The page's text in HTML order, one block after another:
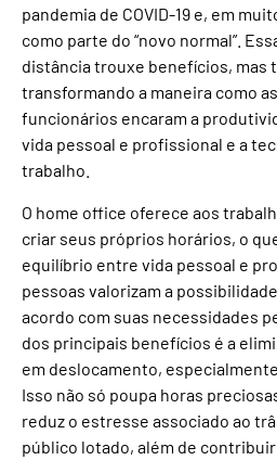
pandemia de COVID-19 e, em
como parte do “novo normal”.
distância trouxe benefícios, mas
transformando a maneira como
funcionários encaram a
vida pessoal e profissional e a
trabalho.
O home office oferece aos
criar seus próprios horários, o
equilíbrio entre vida pessoal e
pessoas valorizam a
acordo com suas necessidades
dos principais benefícios é a
em deslocamento,
Isso não só poupa horas
reduz o estresse associado ao
público lotado, além de